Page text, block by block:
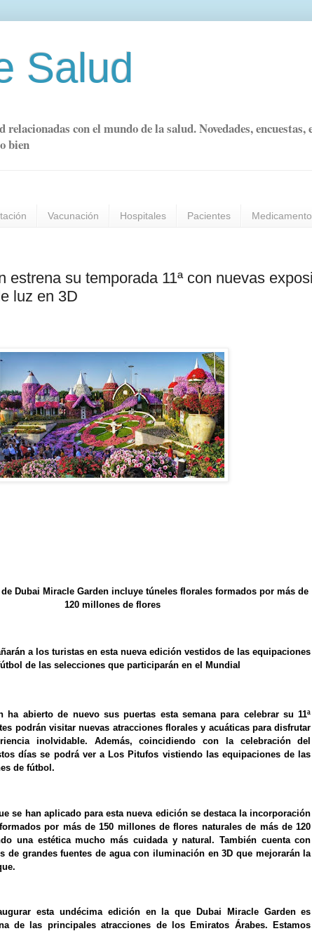
Salud
con el mundo de la salud. Novedades,
bien
Vacunación Hospitales Pacientes
estrena su temporada 11ª con nuevas
luz en 3D
Dubai Miracle Garden incluye túneles florales formados por más de
120 millones de flores
a los turistas en esta nueva edición vestidos de las equipaciones
de las selecciones que participarán en el Mundial
ha abierto de nuevo sus puertas esta semana para celebrar su 11ª
podrán visitar nuevas atracciones florales y acuáticas para disfrutar
inolvidable. Además, coincidiendo con la celebración del
días se podrá ver a Los Pitufos vistiendo las equipaciones de las
de fútbol.
se han aplicado para esta nueva edición se destaca la incorporación
por más de 150 millones de flores naturales de más de 120
una estética mucho más cuidada y natural. También cuenta con
de grandes fuentes de agua con iluminación en 3D que mejorarán la
esta undécima edición en la que Dubai Miracle Garden es
de las principales atracciones de los Emiratos Árabes. Estamos